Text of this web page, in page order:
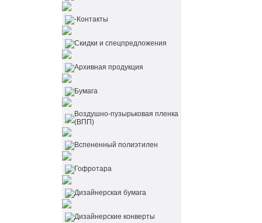
-Контакты
Cкидки и спецпредложения
Архивная продукция
Бумага
Воздушно-пузырьковая пленка
(ВПП)
Вспененный полиэтилен
Гофротара
Дизайнерская бумага
Дизайнерские конверты